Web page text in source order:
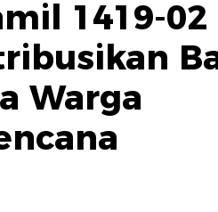
1419-02
Warga